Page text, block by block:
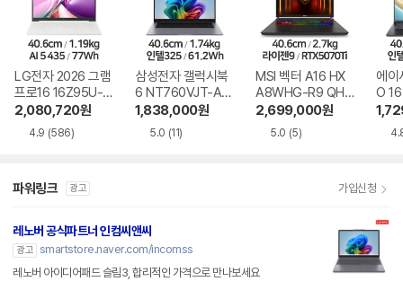
LG전자 2026 그램
프로16 16Z95U-G
S5WK
2,080,720원
4.9 (586)
삼성전자 갤럭시북
6 NT760VJT-A51
A
1,838,000원
5.0 (11)
MSI 벡터 A16 HX
A8WHG-R9 QHD
+
2,699,000원
5.0 (5)
에이
O
1-
파워링크 광고 가입신청
레노버 공식파트너 인컴씨앤씨
광고 smartstore.naver.com/incomss
레노버 아이디어패드 슬림3, 합리적인 가격으로 만나보세요